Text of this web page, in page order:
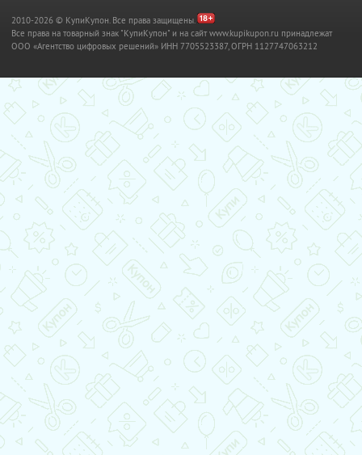
2010-2026 © КупиКупон. Все права защищены.
Все права на товарный знак "КупиКупон" и на сайт www.kupikupon.ru принадлежат
OOO «Агентство цифровых решений» ИНН 7705523387, ОГРН 1127747063212